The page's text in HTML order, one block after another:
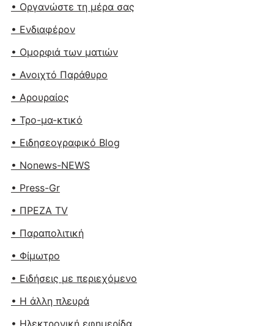
• Οργανώστε τη μέρα σας
• Ενδιαφέρον
• Ομορφιά των ματιών
• Ανοιχτό Παράθυρο
• Αρουραίος
• Τρο-μα-κτικό
• Ειδησεογραφικό Blog
• Nonews-NEWS
• Press-Gr
• ΠΡΕΖΑ TV
• Παραπολιτική
• Φίμωτρο
• Ειδήσεις με περιεχόμενο
• Η άλλη πλευρά